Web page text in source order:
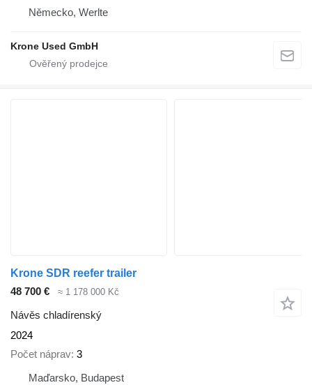
Německo, Werlte
Krone Used GmbH
Krone SDR reefer trailer
48 700 €
≈ 1 178 000 Kč
Návěs chladírenský
2024
Počet náprav 3
Maďarsko, Budapest